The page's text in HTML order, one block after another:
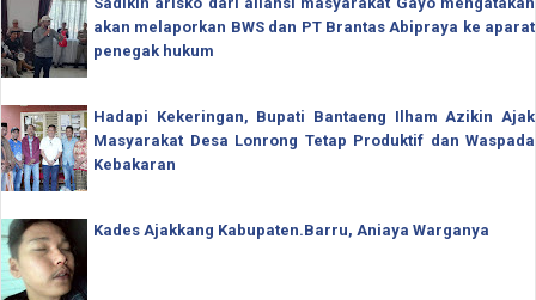
akan melaporkan BWS dan PT Brantas Abipraya ke aparat
penegak hukum
Hadapi Kekeringan, Bupati Bantaeng Ilham Azikin Ajak
Masyarakat Desa Lonrong Tetap Produktif dan Waspada
Kebakaran
Kades Ajakkang Kabupaten.Barru, Aniaya Warganya